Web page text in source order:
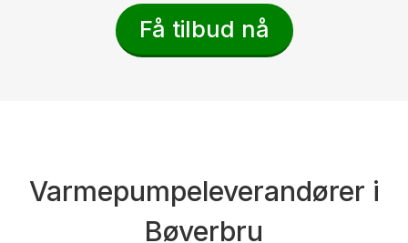
Få tilbud nå
Varmepumpeleverandører i
Bøverbru